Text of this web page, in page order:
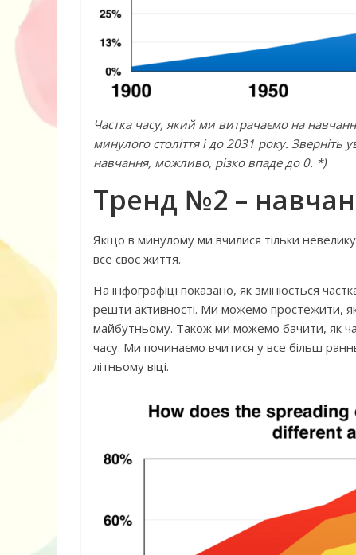
Частка часу, який ми витрачаємо на
минулого століття і до 2031 року.
навчання, можливо, різко впаде до 0. *)
Тренд №2 –
Якщо в минулому ми вчилися тільки
все своє життя.
На інфографіці показано, як змінюється
решти активності. Ми можемо простежити, як
майбутньому. Також ми можемо бачити, як
часу. Ми починаємо вчитися у все більш
літньому віці.
Корчак Януш
Дитячий
майданчик